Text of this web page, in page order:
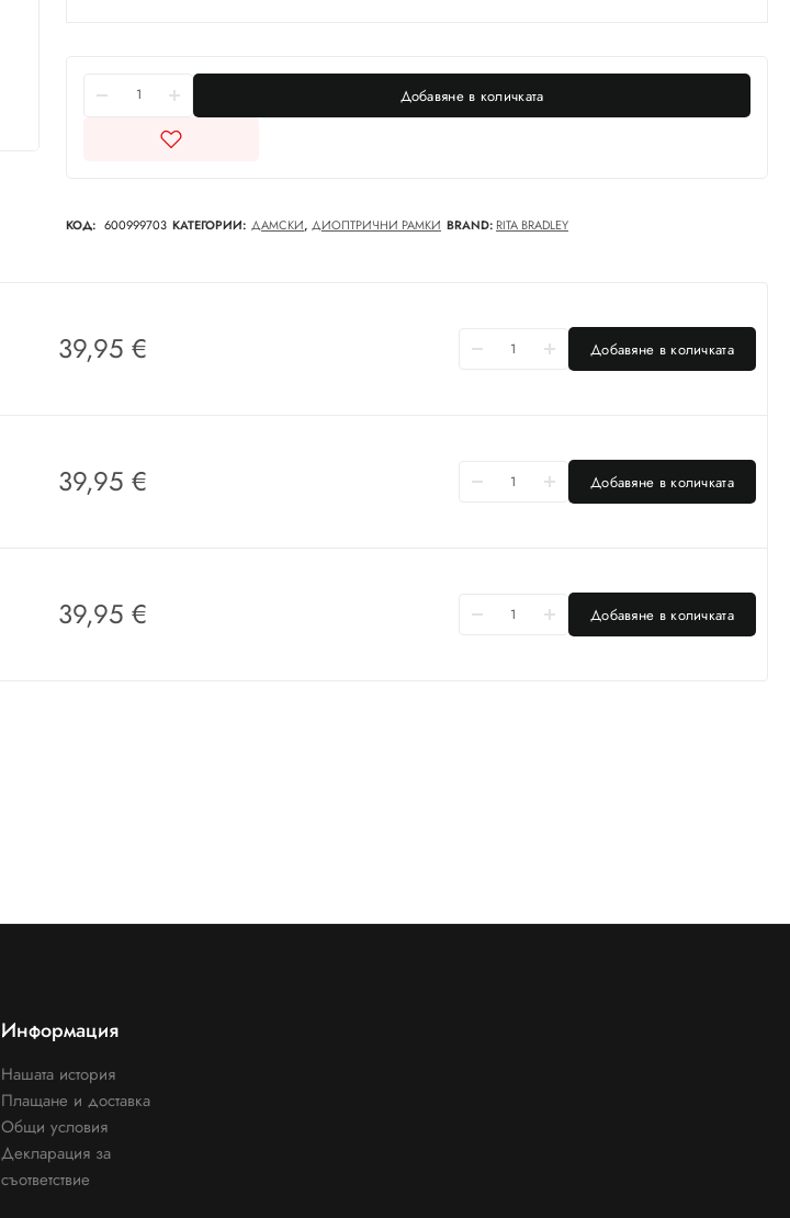
Добавяне в количката
КОД: 600999703 КАТЕГОРИИ: ДАМСКИ, ДИОПТРИЧНИ РАМКИ BRAND: RITA BRADLEY
39,95 € Добавяне в количката
39,95 € Добавяне в количката
39,95 € Добавяне в количката
Информация
Нашата история
Плащане и доставка
Общи условия
Декларация за
съответствие